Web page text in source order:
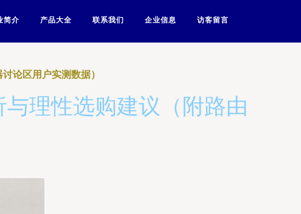
简介 产品大全 联系我们 企业信息 访客留言
论区用户实测数据）
理性选购建议（附路由